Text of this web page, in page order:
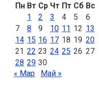
Пн Вт Ср Чт Пт Сб Вс
1
2 3 4 5
6
7
8 9 10 11 12 13
14 15 16 17 18 19 20
21 22 23 24 25 26 27
28 29 30
« Мар
Май »